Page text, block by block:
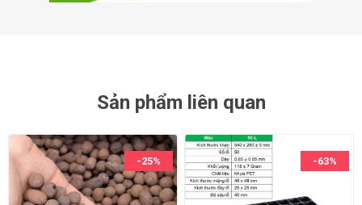
Sản phẩm liên quan
-25% -63%